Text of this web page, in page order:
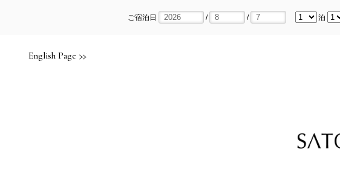
English Page
ご宿泊日 / / 泊